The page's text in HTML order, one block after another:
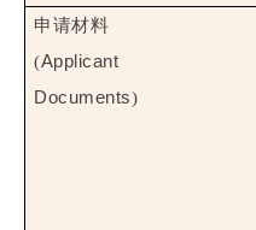
申请材料
(Applicant
Documents)